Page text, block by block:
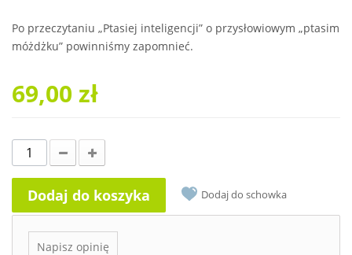
Po przeczytaniu „Ptasiej inteligencji” o przysłowiowym „ptasim
móżdżku” powinniśmy zapomnieć.
69,00 zł
Dodaj do koszyka Dodaj do schowka
Napisz opinię